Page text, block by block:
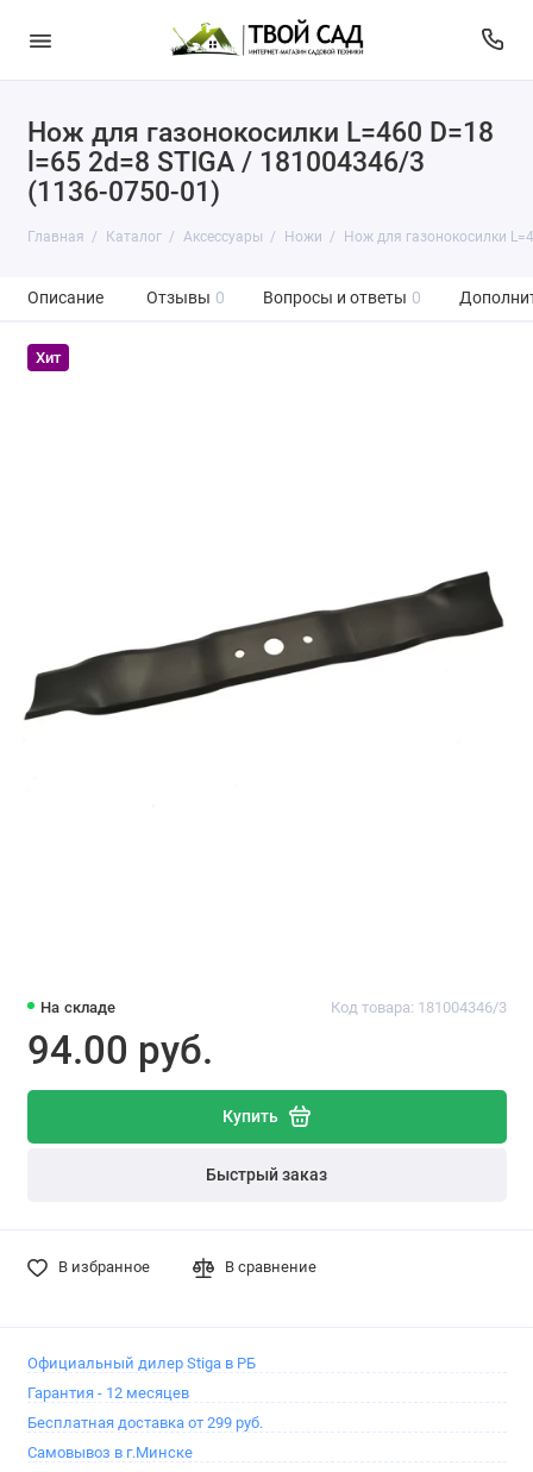
Нож для газонокосилки L=460 D=18
l=65 2d=8 STIGA / 181004346/3
(1136-0750-01)
Главная Каталог Аксессуары Ножи Нож для газонокосилки
Описание Отзывы 0 Вопросы и ответы 0
Хит
На складе Код товара: 181004346/3
94.00 pуб.
Купить
Быстрый заказ
В избранное В сравнение
Официальный дилер Stiga в РБ
Гарантия - 12 месяцев
Бесплатная доставка от 299 руб.
Самовывоз в г.Минске